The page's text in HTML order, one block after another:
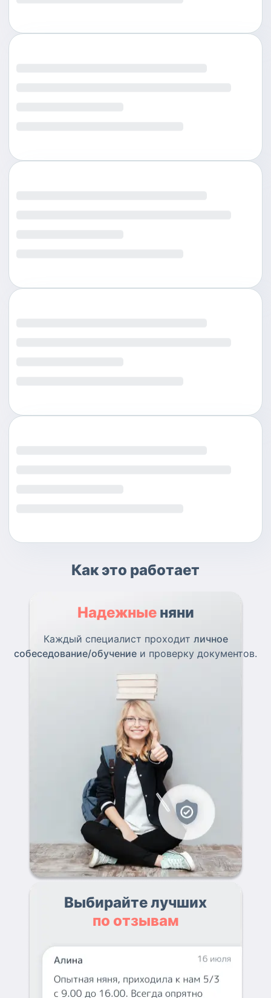
Как это работает
Надежные няни
Каждый специалист проходит личное
собеседование/обучение и проверку документов.
Выбирайте лучших
по отзывам